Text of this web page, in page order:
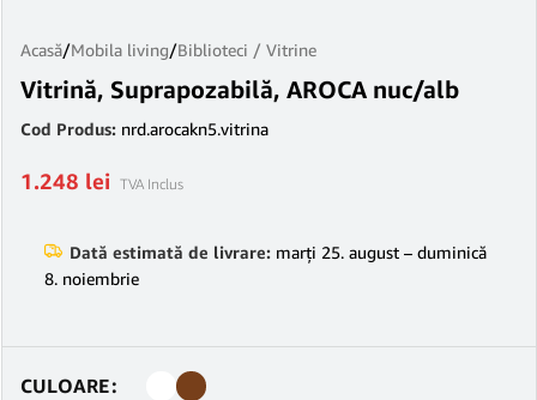
Acasă/Mobila living/Biblioteci / Vitrine
Vitrină, Suprapozabilă, AROCA nuc/alb
Cod Produs: nrd.arocakn5.vitrina
1.248 lei TVA Inclus
Dată estimată de livrare: marți 25. august – duminică
8. noiembrie
CULOARE